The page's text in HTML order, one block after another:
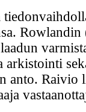
arkistointi
anto. Raivio